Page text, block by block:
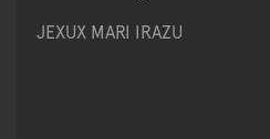
JEXUX MARI IRAZU